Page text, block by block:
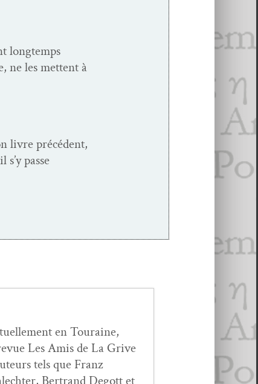
longtemps
ne les met­tent à
livre précé­dent,
passe
en Touraine,
Les Amis de La Grive
tels que Franz